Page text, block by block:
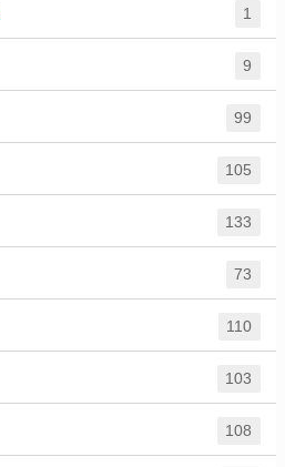
1
9
99
105
133
73
110
103
108